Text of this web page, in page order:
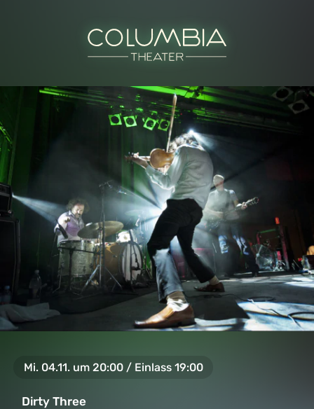
Mi. 04.11. um 20:00 / Einlass 19:00
Dirty Three